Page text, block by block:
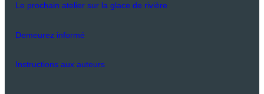
Le prochain atelier sur la glace de rivière
Demeurez informé
Instructions aux auteurs